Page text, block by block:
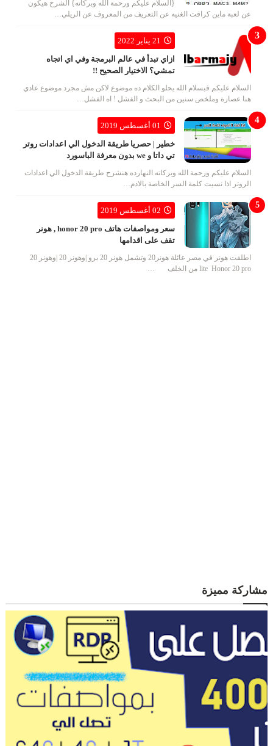
{السلام عليكم ورحمة الله وبركاته} الشرح هيكون
عن لعبة ماين كرافت الغنيه عن التعريف من المعروف عن الريلي…
21 يناير 2022
ازاي تبدأ في عالم البرمجة وفي اي اتجاه
تمشي؟ الاختيار الصحيح !!
السلام عليكم فبسلام الله يحلو الكلام ده موضوع لاكن مش مجرد موضوع عادي
هنا عصارة وملخص سنين من البحث و الفشل ! اه الفشل…
01 أغسطس 2019
خطير | حصريا طريقة الدخول الي اعدادات روتر
تي داتا و we بدون معرفة الباسورد
السلام عليكم ورحمة الله وبركاته النهارده هنشرح طريقة الدخول الي اعدادات
الروتر اذا نسيت كلمة السر الخاصة بالادم…
02 أغسطس 2019
سعر ومواصفات هاتف honor 20 pro , هونر
تقف على اقدامها
اطلقت هونر في مصر عائلة هونر20 وتشمل هونر 20 برو |وهونر 20 |وهونر 20
lite Honor 20 pro من الخلف …
مشاركة مميزة